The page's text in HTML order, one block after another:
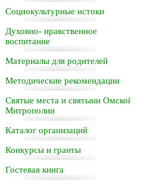
Социокультурные истоки
Духовно- нравственное
воспитание
Материалы для родителей
Методические рекомендации
Святые места и святыни Омской
Митрополии
Каталог организаций
Конкурсы и гранты
Гостевая книга